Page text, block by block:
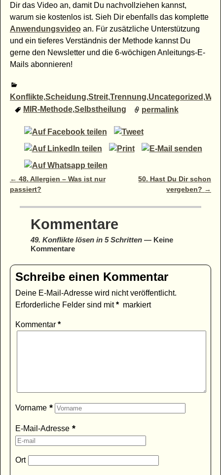
Dir das Video an, damit Du nachvollziehen kannst,
warum sie kostenlos ist. Sieh Dir ebenfalls das komplette
Anwendungsvideoan. Für zusätzliche Unterstützung
und ein tieferes Verständnis der Methode kannst Du
gerne den Newsletter und die 6-wöchigen Anleitungs-E-
Mails abonnieren!
Konflikte,Scheidung,Streit,Trennung,Uncategorized ,
MIR-Methode,Selbstheilung permalink
Artikelnavigation
← 48. Allergien – Was ist nur
passiert?
50. Hast Du Dir schon
vergeben? →
Kommentare
49. Konflikte lösen in 5 Schritten— Keine
Kommentare
Schreibe einen Kommentar
Deine E-Mail-Adresse wird nicht veröffentlicht.
Erforderliche Felder sind mit* markiert
Kommentar *
Vorname *
E-Mail-Adresse *
Ort